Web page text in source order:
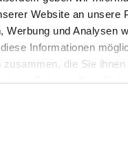
Website an unsere
Werbung und Analysen
Informationen
zusammen, die Sie
im Rahmen Ihrer